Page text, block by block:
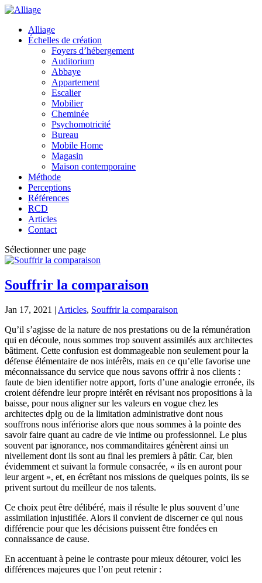
Alliage
Échelles de création
Foyers d’hébergement
Auditorium
Abbaye
Appartement
Escalier
Mobilier
Cheminée
Psychomotricité
Bureau
Mobile Home
Magasin
Maison contemporaine
Méthode
Perceptions
Références
RCD
Articles
Contact
Sélectionner une page
Souffrir la comparaison
Jan 17, 2021 | Articles, Souffrir la comparaison
Qu’il s’agisse de la nature de nos prestations ou de la rémunération
qui en découle, nous sommes trop souvent assimilés aux architectes
bâtiment. Cette confusion est dommageable non seulement pour la
défense élémentaire de nos intérêts, mais en ce qu’elle favorise une
méconnaissance du service que nous savons offrir à nos clients :
faute de bien identifier notre apport, forts d’une analogie erronée, ils
croient défendre leur propre intérêt en révisant nos propositions à la
baisse, pour nous aligner sur les valeurs en vogue chez les
architectes dplg ou de la limitation administrative dont nous
souffrons nous infériorise alors que nous sommes à la pointe des
savoir faire quant au cadre de vie intime ou professionnel. Le plus
souvent par ignorance, nos commanditaires génèrent ainsi un
nivellement dont ils sont au final les premiers à pâtir. Car, bien
évidemment et suivant la formule consacrée, « ils en auront pour
leur argent », et, en écrêtant nos missions de quelques points, ils se
privent surtout du meilleur de nos talents.
Ce choix peut être délibéré, mais il résulte le plus souvent d’une
assimilation injustifiée. Alors il convient de discerner ce qui nous
différencie pour que les décisions puissent être fondées en
connaissance de cause.
En accentuant à peine le contraste pour mieux détourer, voici les
différences majeures que l’on peut retenir :